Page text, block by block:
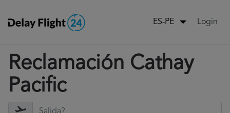
ES-PE Login
Reclamación Cathay
Pacific